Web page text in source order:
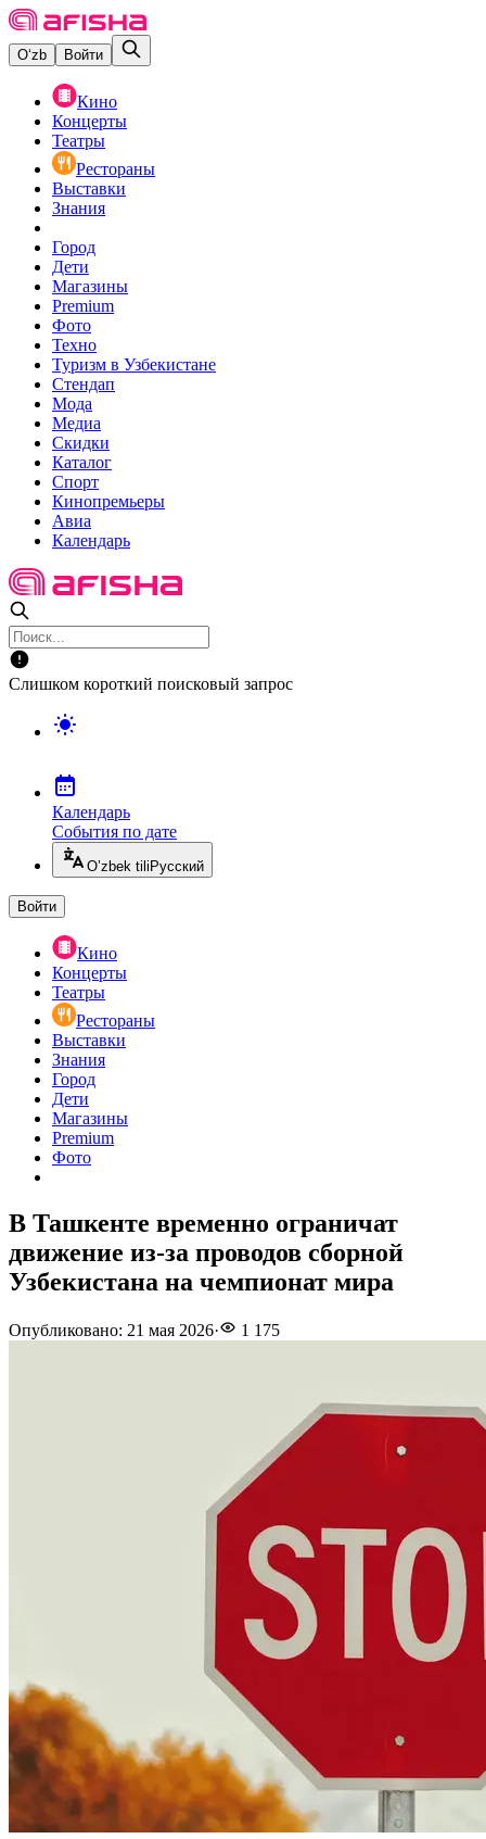
O‘zb Войти
Кино
Концерты
Театры
Рестораны
Выставки
Знания
Город
Дети
Магазины
Premium
Фото
Техно
Туризм в Узбекистане
Стендап
Мода
Медиа
Скидки
Каталог
Спорт
Кинопремьеры
Авиа
Календарь
Слишком короткий поисковый запрос
Календарь
События по дате
O’zbek tili Русский
Войти
Кино
Концерты
Театры
Рестораны
Выставки
Знания
Город
Дети
Магазины
Premium
Фото
В Ташкенте временно ограничат
движение из-за проводов сборной
Узбекистана на чемпионат мира
Опубликовано: 21 мая 2026· 1 175